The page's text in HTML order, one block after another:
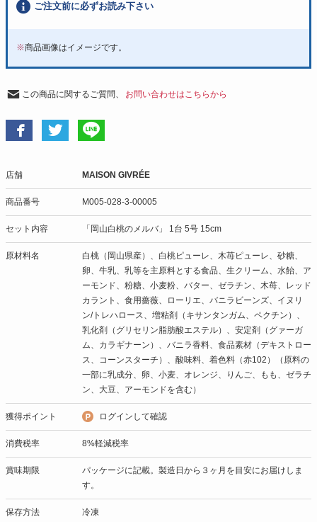
ご注文前に必ずお読み下さい
※商品画像はイメージです。
この商品に関するご質問、 お問い合わせはこちらから
店舗 MAISON GIVRÉE
商品番号 M005-028-3-00005
セット内容 「岡山白桃のメルバ」 1台 5号 15cm
原材料名
白桃（岡山県産）、白桃ピューレ、木苺ピューレ、砂糖、
卵、牛乳、乳等を主原料とする食品、生クリーム、水飴、ア
ーモンド、粉糖、小麦粉、バター、ゼラチン、木苺、レッド
カラント、食用薔薇、ローリエ、バニラビーンズ、イヌリ
ン/トレハロース、増粘剤（キサンタンガム、ペクチン）、
乳化剤（グリセリン脂肪酸エステル）、安定剤（グァーガ
ム、カラギナーン）、バニラ香料、食品素材（デキストロー
ス、コーンスターチ）、酸味料、着色料（赤102）（原料の
一部に乳成分、卵、小麦、オレンジ、りんご、もも、ゼラチ
ン、大豆、アーモンドを含む）
獲得ポイント ログインして確認
消費税率 8%軽減税率
賞味期限
パッケージに記載。製造日から３ヶ月を目安にお届けしま
す。
保存方法 冷凍